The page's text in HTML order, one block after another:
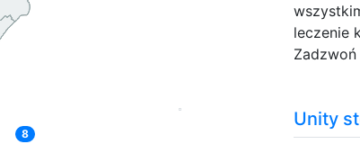
leczenie
Unity
8